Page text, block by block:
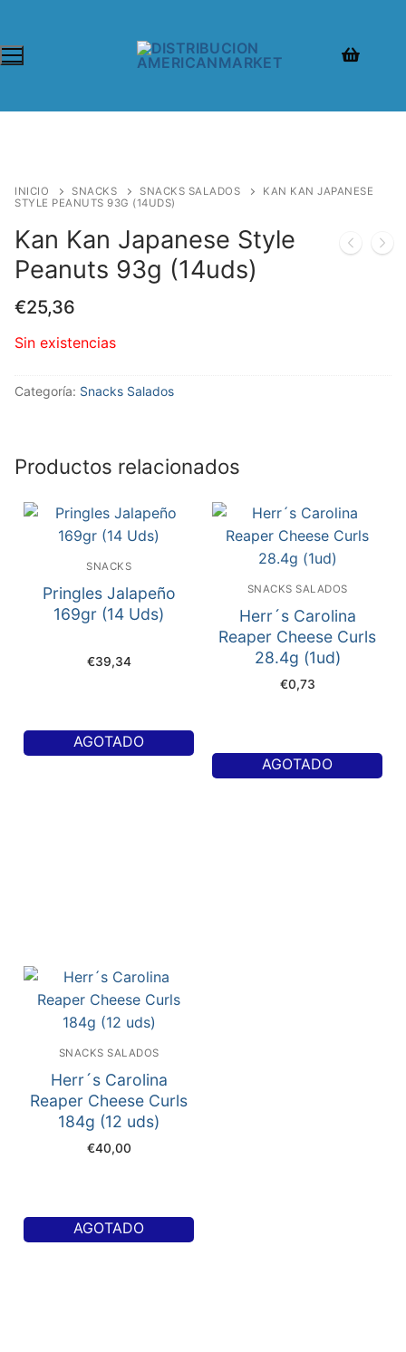
INICIO SNACKS SNACKS SALADOS
KAN KAN JAPANESE
STYLE PEANUTS 93G (14UDS)
Kan Kan Japanese Style
Peanuts 93g (14uds)
€25,36
Sin existencias
Categoría: Snacks Salados
Productos relacionados
SNACKS
Pringles Jalapeño
169gr (14 Uds)
€39,34
AGOTADO
SNACKS SALADOS
Herr´s Carolina
Reaper Cheese Curls
28.4g (1ud)
€0,73
AGOTADO
SNACKS SALADOS
Herr´s Carolina
Reaper Cheese Curls
184g (12 uds)
€40,00
AGOTADO